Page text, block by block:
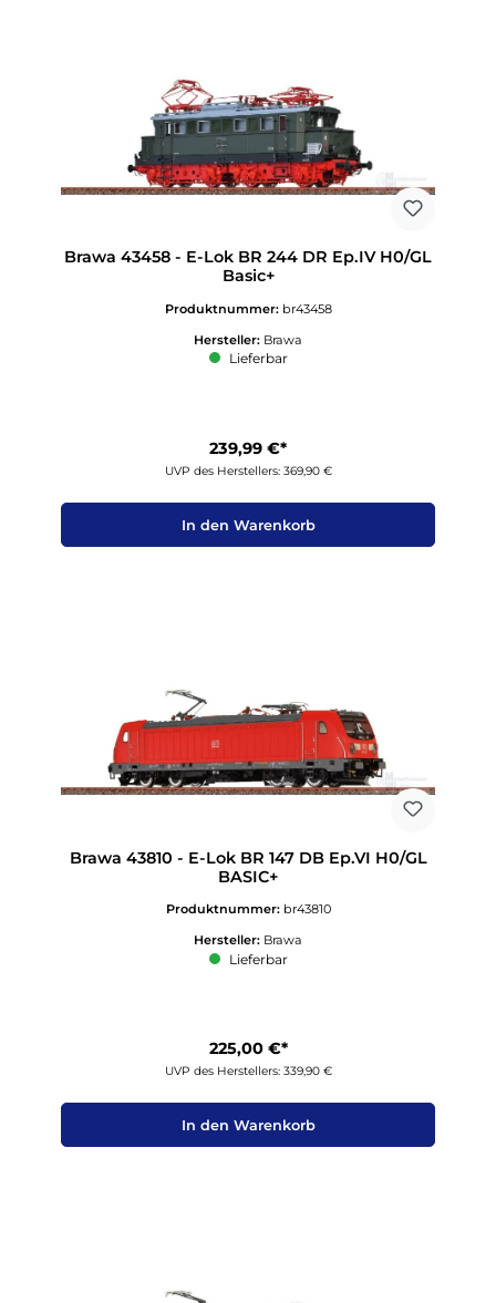
Brawa 43458 - E-Lok BR 244 DR Ep.IV H0/GL
Basic+
Produktnummer: br43458
Hersteller: Brawa
Lieferbar
239,99 €*
UVP des Herstellers: 369,90 €
In den Warenkorb
Brawa 43810 - E-Lok BR 147 DB Ep.VI H0/GL
BASIC+
Produktnummer: br43810
Hersteller: Brawa
Lieferbar
225,00 €*
UVP des Herstellers: 339,90 €
In den Warenkorb